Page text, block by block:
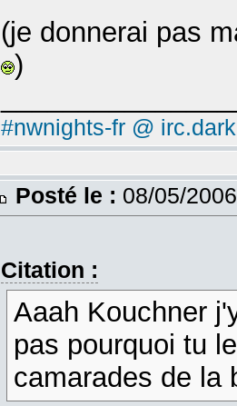
(je donnerai pas
)
#nwnights-fr @
Posté le : 08/05/
Citation :
Aaah Kouchner
pas pourquoi tu
camarades de la